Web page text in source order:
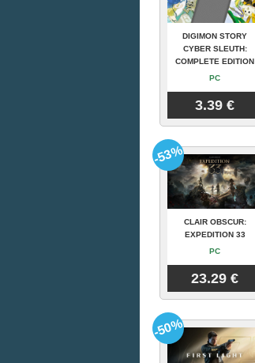
DIGIMON STORY
CYBER SLEUTH:
COMPLETE EDITION
PC
3.39 €
CLAIR OBSCUR:
EXPEDITION 33
PC
23.29 €
-53%
-50%